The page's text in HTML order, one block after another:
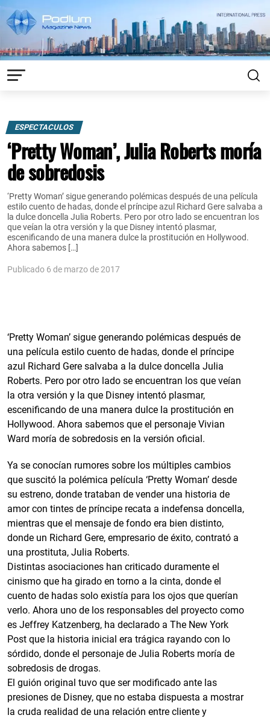
ESPECTACULOS
‘Pretty Woman’, Julia Roberts moría
de sobredosis
‘Pretty Woman’ sigue generando polémicas después de una película
estilo cuento de hadas, donde el príncipe azul Richard Gere salvaba a
la dulce doncella Julia Roberts. Pero por otro lado se encuentran los
que veían la otra versión y la que Disney intentó plasmar,
escenificando de una manera dulce la prostitución en Hollywood.
Ahora sabemos […]
Publicado 6 de marzo de 2017
‘Pretty Woman’ sigue generando polémicas después de
una película estilo cuento de hadas, donde el príncipe
azul Richard Gere salvaba a la dulce doncella Julia
Roberts. Pero por otro lado se encuentran los que veían
la otra versión y la que Disney intentó plasmar,
escenificando de una manera dulce la prostitución en
Hollywood. Ahora sabemos que el personaje Vivian
Ward moría de sobredosis en la versión oficial.
Ya se conocían rumores sobre los múltiples cambios
que suscitó la polémica película ‘Pretty Woman’ desde
su estreno, donde trataban de vender una historia de
amor con tintes de príncipe recata a indefensa doncella,
mientras que el mensaje de fondo era bien distinto,
donde un Richard Gere, empresario de éxito, contrató a
una prostituta, Julia Roberts.
Distintas asociaciones han criticado duramente el
cinismo que ha girado en torno a la cinta, donde el
cuento de hadas solo existía para los ojos que querían
verlo. Ahora uno de los responsables del proyecto como
es Jeffrey Katzenberg, ha declarado a The New York
Post que la historia inicial era trágica rayando con lo
sórdido, donde el personaje de Julia Roberts moría de
sobredosis de drogas.
El guión original tuvo que ser modificado ante las
presiones de Disney, que no estaba dispuesta a mostrar
la cruda realidad de una relación entre cliente y